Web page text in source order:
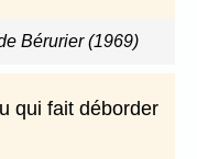
Bérurier (1969)
qui fait déborder